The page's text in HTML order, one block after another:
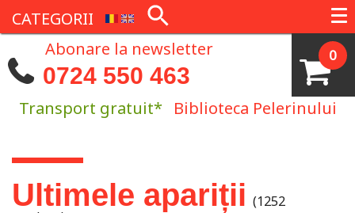
CATEGORII
0
Abonare la newsletter
0724 550 463
Transport gratuit* Biblioteca Pelerinului
Eşti aici
Ultimele apariții (1252